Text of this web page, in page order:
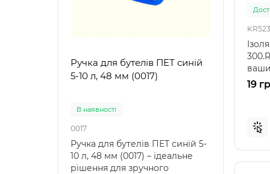
Ручка для бутелів ПЕТ синій
5-10 л, 48 мм (0017)
В наявностi
0017
Ручка для бутелів ПЕТ синій 5-
10 л, 48 мм (0017) – ідеальне
рішення для зручного
5-
0021
труб
19